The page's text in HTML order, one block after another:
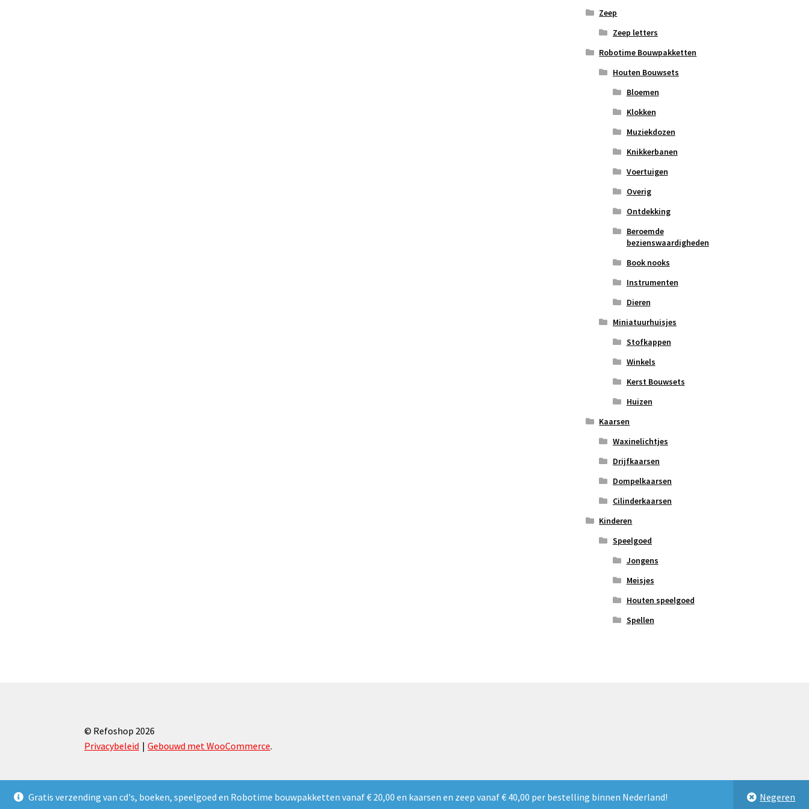
Gratis verzending van cd's, boeken, speelgoed en Robotime bouwpakketten vanaf € 20,00 en kaarsen en zeep vanaf € 40,00 per bestelling binnen Nederland! Negeren
Zeep
Zeep letters
Robotime Bouwpakketten
Houten Bouwsets
Bloemen
Klokken
Muziekdozen
Knikkerbanen
Voertuigen
Overig
Ontdekking
Beroemde
bezienswaardigheden
Book nooks
Instrumenten
Dieren
Miniatuurhuisjes
Stofkappen
Winkels
Kerst Bouwsets
Huizen
Kaarsen
Waxinelichtjes
Drijfkaarsen
Dompelkaarsen
Cilinderkaarsen
Kinderen
Speelgoed
Jongens
Meisjes
Houten speelgoed
Spellen
© Refoshop 2026
Privacybeleid
Gebouwd met WooCommerce.